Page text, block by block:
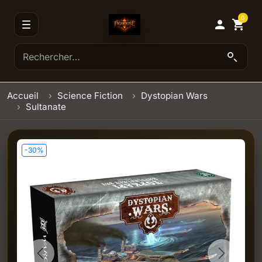
 shopping_cart
0
Accueil Science Fiction
Dystopian Wars
Sultanate
-30%
Previous Next